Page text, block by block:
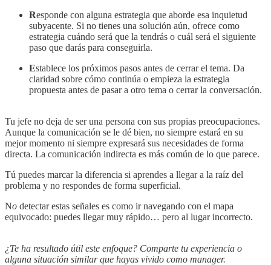
Responde con alguna estrategia que aborde esa inquietud
subyacente. Si no tienes una solución aún, ofrece como
estrategia cuándo será que la tendrás o cuál será el siguiente
paso que darás para conseguirla.
Establece los próximos pasos antes de cerrar el tema. Da
claridad sobre cómo continúa o empieza la estrategia
propuesta antes de pasar a otro tema o cerrar la conversación.
Tu jefe no deja de ser una persona con sus propias preocupaciones.
Aunque la comunicación se le dé bien, no siempre estará en su
mejor momento ni siempre expresará sus necesidades de forma
directa. La comunicación indirecta es más común de lo que parece.
Tú puedes marcar la diferencia si aprendes a llegar a la raíz del
problema y no respondes de forma superficial.
No detectar estas señales es como ir navegando con el mapa
equivocado: puedes llegar muy rápido… pero al lugar incorrecto.
¿Te ha resultado útil este enfoque? Comparte tu experiencia o
alguna situación similar que hayas vivido como manager.